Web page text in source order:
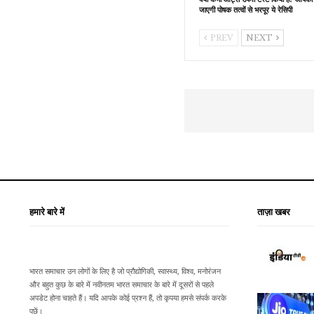
जाएगी पोषक तत्वों से भरपूर ये रेसिपी
PREV NEXT
हमारे बारे में
भारत समाचार उन लोगों के लिए है जो प्रौद्योगिकी, स्वास्थ्य, विश्व, मनोरंजन
और बहुत कुछ के बारे में नवीनतम भारत समाचार के बारे में दूसरों से पहले
अपडेट होना चाहते हैं। यदि आपके कोई प्रश्न हैं, तो कृपया हमसे संपर्क करके
पूछें।
ताज़ा खबर